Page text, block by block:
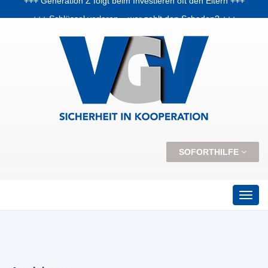
+++ Schlüssel verloren – wer zahlt den Schaden? +++
SOFORTHILFE